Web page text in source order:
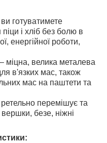
готуватимете
і хліб без болю в
енергійної роботи,
– міцна, велика металева
в'язких мас, також
мас на паштети та
перемішує та
вершки, безе, ніжні